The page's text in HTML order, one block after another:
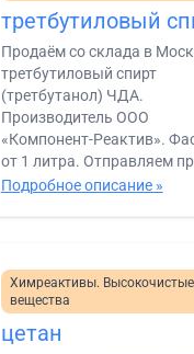
третбутиловый
Продаём со склада в
третбутиловый спирт
(третбутанол) ЧДА.
Производитель ООО
«Компонент-Реактив».
от 1 литра. Отправляем
Подробное описание »
Химреактивы. Высокочистые
вещества
цетан